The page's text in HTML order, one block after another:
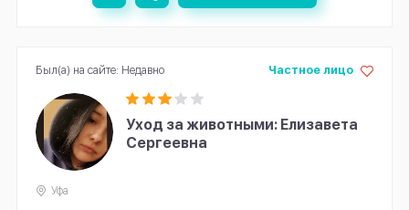
Уход за животными: Елизавета
Сергеевна
Частное лицо
Уфа
Был(а) на сайте: Недавно